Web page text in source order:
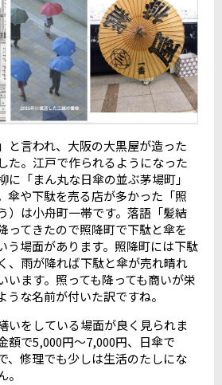
と言われ、大阪の大黒屋が造った
た。江戸で作られるようになった
に「まん丸な日傘の並ぶ茅場町」
傘や下駄を売る店が多かった「照
）は小舟町一帯です。落語「髪結
ってきたので照降町で下駄と傘を
う場面があります。照降町には下駄
、雨が降れば下駄と傘が売れ晴れ
います。照っても降っても商いが栄
うな名前が付いた訳ですね。
いをしている場面が良く見られま
額で5,000円～7,000円、日傘で
、修理でも少しは生活のたしにな